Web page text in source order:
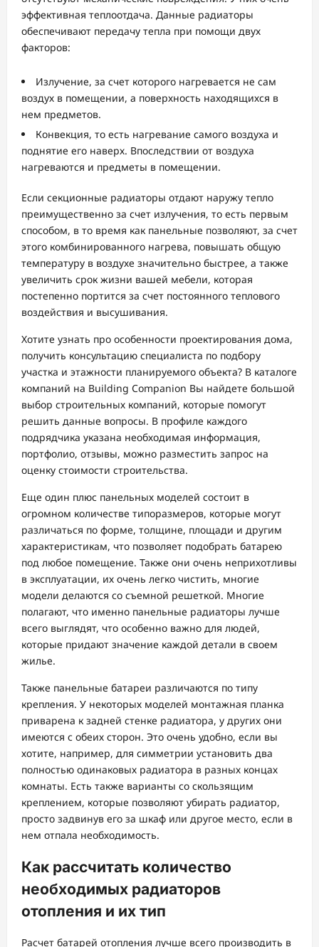
эффективная теплоотдача. Данные радиаторы
обеспечивают передачу тепла при помощи двух
факторов:
Излучение, за счет которого нагревается не сам
воздух в помещении, а поверхность находящихся в
нем предметов.
Конвекция, то есть нагревание самого воздуха и
поднятие его наверх. Впоследствии от воздуха
нагреваются и предметы в помещении.
Если секционные радиаторы отдают наружу тепло
преимущественно за счет излучения, то есть первым
способом, в то время как панельные позволяют, за счет
этого комбинированного нагрева, повышать общую
температуру в воздухе значительно быстрее, а также
увеличить срок жизни вашей мебели, которая
постепенно портится за счет постоянного теплового
воздействия и высушивания.
Хотите узнать про особенности проектирования дома,
получить консультацию специалиста по подбору
участка и этажности планируемого объекта? В каталоге
компаний на Building Companion Вы найдете большой
выбор строительных компаний, которые помогут
решить данные вопросы. В профиле каждого
подрядчика указана необходимая информация,
портфолио, отзывы, можно разместить запрос на
оценку стоимости строительства.
Еще один плюс панельных моделей состоит в
огромном количестве типоразмеров, которые могут
различаться по форме, толщине, площади и другим
характеристикам, что позволяет подобрать батарею
под любое помещение. Также они очень неприхотливы
в эксплуатации, их очень легко чистить, многие
модели делаются со съемной решеткой. Многие
полагают, что именно панельные радиаторы лучше
всего выглядят, что особенно важно для людей,
которые придают значение каждой детали в своем
жилье.
Также панельные батареи различаются по типу
крепления. У некоторых моделей монтажная планка
приварена к задней стенке радиатора, у других они
имеются с обеих сторон. Это очень удобно, если вы
хотите, например, для симметрии установить два
полностью одинаковых радиатора в разных концах
комнаты. Есть также варианты со скользящим
креплением, которые позволяют убирать радиатор,
просто задвинув его за шкаф или другое место, если в
нем отпала необходимость.
Как рассчитать количество
необходимых радиаторов
отопления и их тип
Расчет батарей отопления лучше всего производить в